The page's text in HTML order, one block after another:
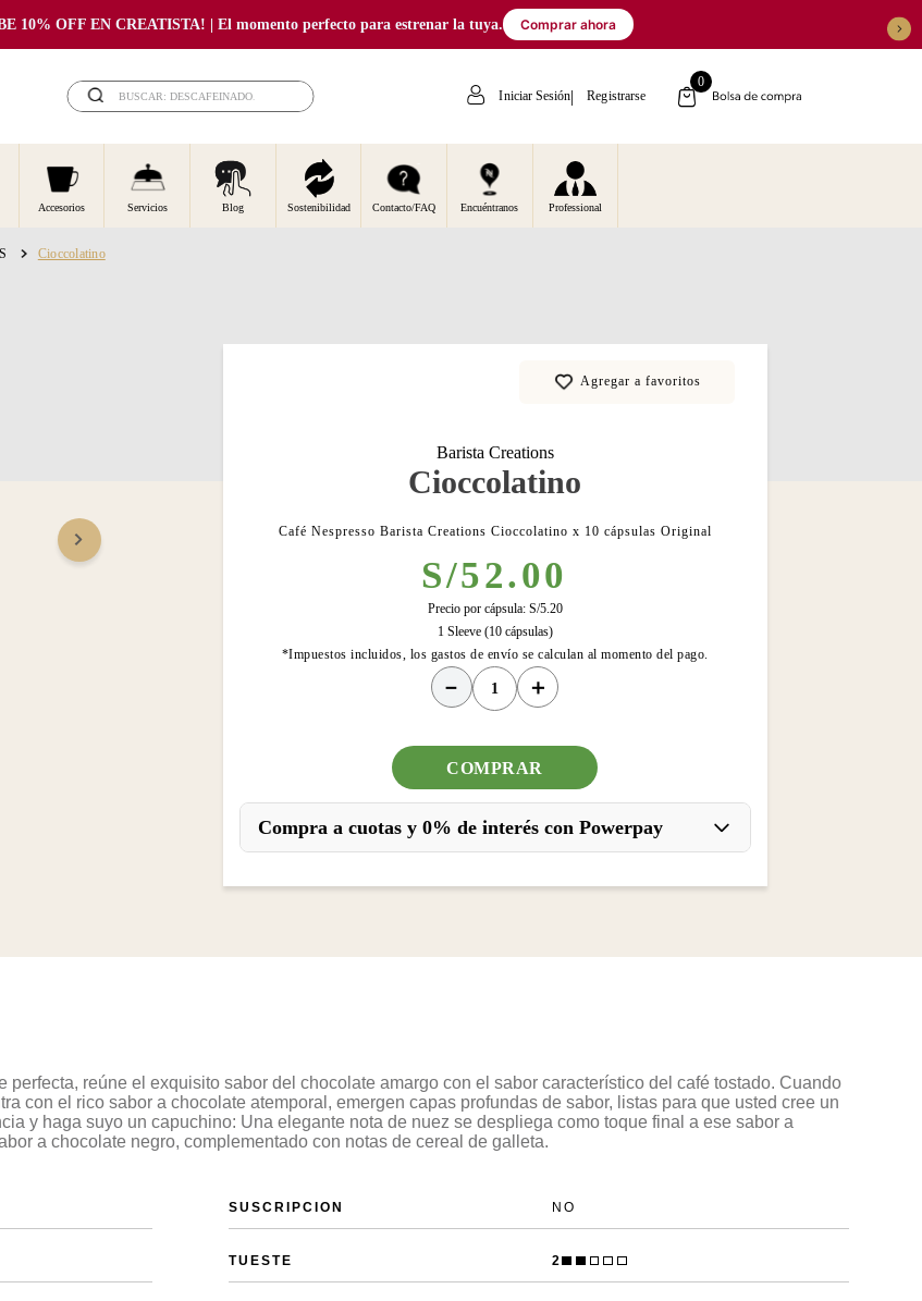
10% OFF EN CREATISTA! | El momento perfecto para estrenar la tuya. Comprar ahora
BUSCAR: DESCAFEINADO...
Iniciar Sesión Registrarse
0
Accesorios Servicios Blog Sostenibilidad Contacto/FAQ Encuéntranos Professional
Cioccolatino
Barista Creations
Cioccolatino
Café Nespresso Barista Creations Cioccolatino x 10 cápsulas Original
S/52.00
1 Sleeve (10 cápsulas)
Precio por cápsula: S/5.20
*Impuestos incluidos, los gastos de envío se calculan al momento del pago.
＋
－
COMPRAR
Compra a cuotas y 0% de interés con Powerpay
reúne el exquisito sabor del chocolate amargo con el sabor característico del café tostado. Cuando
con el rico sabor a chocolate atemporal, emergen capas profundas de sabor, listas para que usted cree un
y haga suyo un capuchino: Una elegante nota de nuez se despliega como toque final a ese sabor a
a chocolate negro, complementado con notas de cereal de galleta.
SUSCRIPCION NO
TUESTE 2